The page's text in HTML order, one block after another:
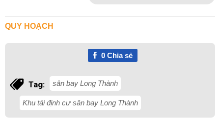
QUY HOẠCH
0Chia sẻ
Tag: sân bay Long Thành
Khu tái định cư sân bay Long Thành